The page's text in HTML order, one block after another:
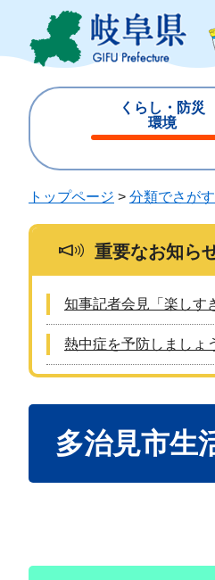
ジ
ュ
くらし・防災
環境
じ
トップページ > 分類でさがす
重要なお知ら
知事記者会見「楽しす
熱中症を予防しましょ
多治見市生